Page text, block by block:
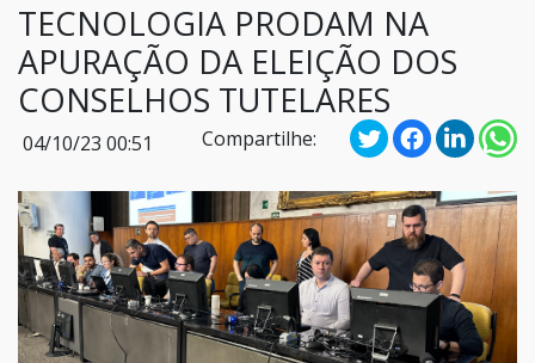
TECNOLOGIA PRODAM NA
APURAÇÃO DA ELEIÇÃO DOS
CONSELHOS TUTELARES
04/10/23 00:51 Compartilhe: